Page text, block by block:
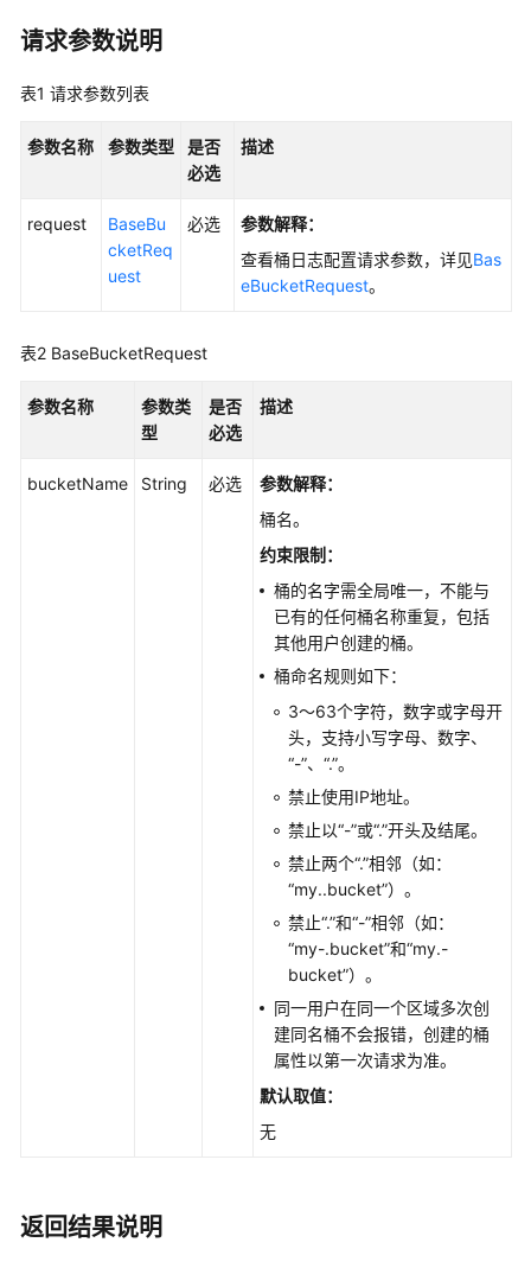
限
置
佳
览
请求参数说明
表1 请求参数列表
参数名称 参数类型
是否
必选
描述
request
BaseBu
cketReq
uest
必选 参数解释：
查看桶日志配置请求参数，详见Bas
eBucketRequest。
表2 BaseBucketRequest
参数名称
参数类
型
是否
必选
描述
bucketName String 必选 参数解释：
桶名。
约束限制：
桶的名字需全局唯一，不能与
已有的任何桶名称重复，包括
其他用户创建的桶。
桶命名规则如下：
3～63个字符，数字或字母开
头，支持小写字母、数字、
“-”、“.”。
禁止使用IP地址。
禁止以“-”或“.”开头及结尾。
禁止两个“.”相邻（如：
“my..bucket”）。
禁止“.”和“-”相邻（如：
“my-.bucket”和“my.-
bucket”）。
同一用户在同一个区域多次创
建同名桶不会报错，创建的桶
属性以第一次请求为准。
默认取值：
无
返回结果说明